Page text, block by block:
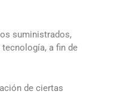
suministrados,
a fin de
de ciertas